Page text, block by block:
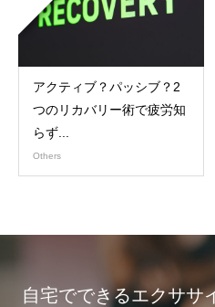
アクティブ？パッシブ？2
つのリカバリー術で疲労知
らず...
Others
自宅でできるエクササ